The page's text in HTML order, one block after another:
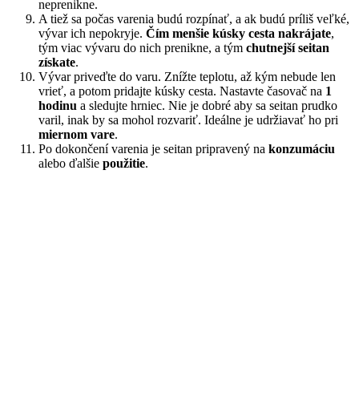
neprenikne.
A tiež sa počas varenia budú rozpínať, a ak budú príliš veľké,
vývar ich nepokryje. Čím menšie kúsky cesta nakrájate,
tým viac vývaru do nich prenikne, a tým chutnejší seitan
získate.
Vývar priveďte do varu. Znížte teplotu, až kým nebude len
vrieť, a potom pridajte kúsky cesta. Nastavte časovač na 1
hodinu a sledujte hrniec. Nie je dobré aby sa seitan prudko
varil, inak by sa mohol rozvariť. Ideálne je udržiavať ho pri
miernom vare.
Po dokončení varenia je seitan pripravený na konzumáciu
alebo ďalšie použitie.